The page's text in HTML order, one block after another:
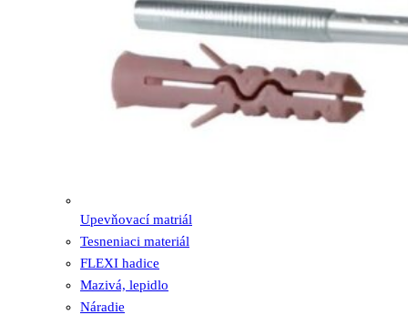
Upevňovací matriál
Tesneniaci materiál
FLEXI hadice
Mazivá, lepidlo
Náradie